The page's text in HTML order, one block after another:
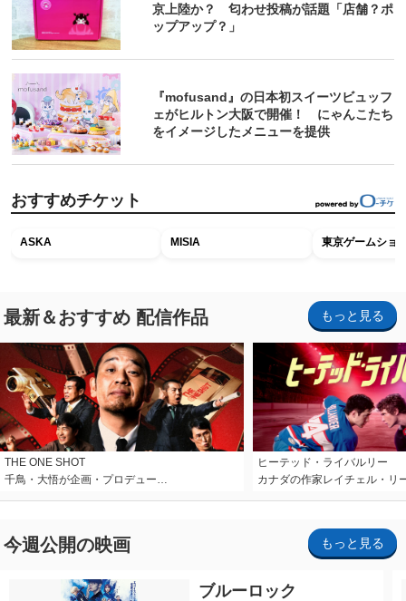
京上陸か？ 匂わせ投稿が話題「店舗？ポ
ップアップ？」
『mofusand』の日本初スイーツビュッフ
ェがヒルトン大阪で開催！ にゃんこたち
をイメージしたメニューを提供
おすすめチケット
ASKA MISIA 東京ゲームショ
最新＆おすすめ 配信作品 もっと見る
THE ONE SHOT
千鳥・大悟が企画・プロデュー…
ヒーテッド・ライバルリー
カナダの作家レイチェル・リ
今週公開の映画 もっと見る
ブルーロック